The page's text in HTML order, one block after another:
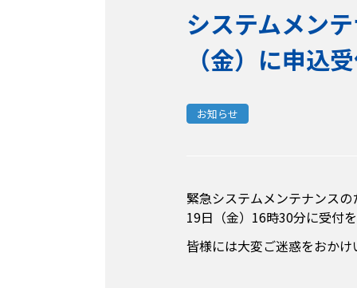
システムメン
（金）に申込
お知らせ
緊急システムメンテナンス
19日（金）16時30分に受付
皆様には大変ご迷惑をおか